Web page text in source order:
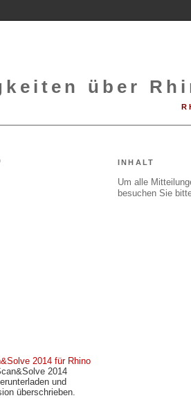
über
2014 für Rhino
2014
und
überschrieben.
INHALT
Um alle
besuchen Sie